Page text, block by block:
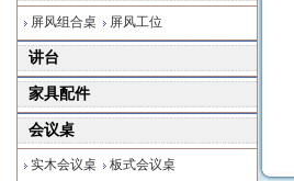
屏风组合桌 屏风工位
讲台
家具配件
会议桌
实木会议桌 板式会议桌